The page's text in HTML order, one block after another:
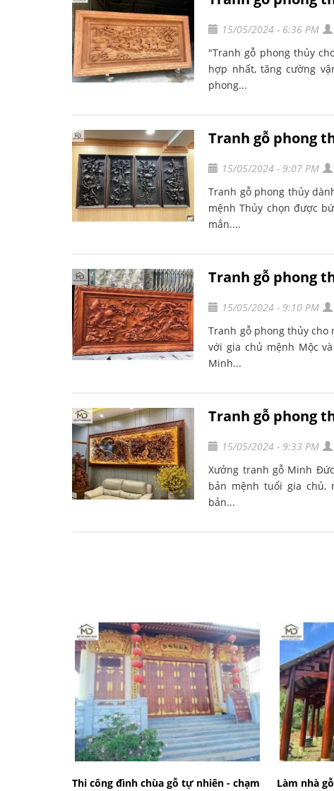
15/05/2024 - 6:36 PM
"Tranh gỗ phong thủy
hợp nhất, tăng cường
phong...
Tranh gỗ phong
15/05/2024 - 9:07 PM
Tranh gỗ phong thủy
mệnh Thủy chọn được
mắn....
Tranh gỗ phong
15/05/2024 - 9:10 PM
Tranh gỗ phong thủy cho
với gia chủ mệnh Mộc
Minh...
Tranh gỗ phong
15/05/2024 - 9:33 PM
Xưởng tranh gỗ Minh
bản mệnh tuổi gia chủ,
bản...
Thi công đình chùa gỗ tự nhiên - chạm
Làm nhà